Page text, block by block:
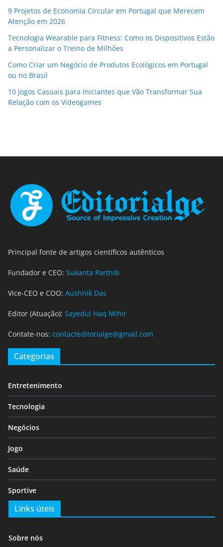
9 Projetos de Economia Circular em Portugal que Merecem
Atenção em 2026
Tecnologia Wearable para Fitness: Como os Dispositivos Estão
a Personalizar o Treino de Milhões
Como Criar um Negócio de Produtos Ecológicos em Portugal
ou no Brasil
10 Jogos Casuais para Iniciantes que Vão Transformar Sua
Relação com os Videogames
Principal fonte de artigos científicos autênticos
Fundador e CEO: Sukanta Parthib
Vice-CEO e COO: Aushnik Das
Editor (Atuação): Sayedul Haq Mihir
Contate-nos: contacteditorialge@gmail.com
Categorias
Entretenimento
Tecnologia
Negócios
Jogo
Saúde
Sportive
Links úteis
Sobre nós